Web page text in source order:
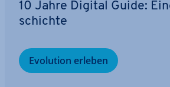
10 Jahre Digital Guide:
schich­te
Evolution erleben